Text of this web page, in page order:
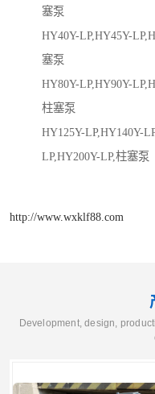
塞泵
HY40Y-LP,HY45Y-
塞泵
HY80Y-LP,HY90Y-
柱塞泵
HY125Y-LP,HY140Y-
LP,HY200Y-LP,柱塞泵
http://www.wxklf88.com
Development, design,